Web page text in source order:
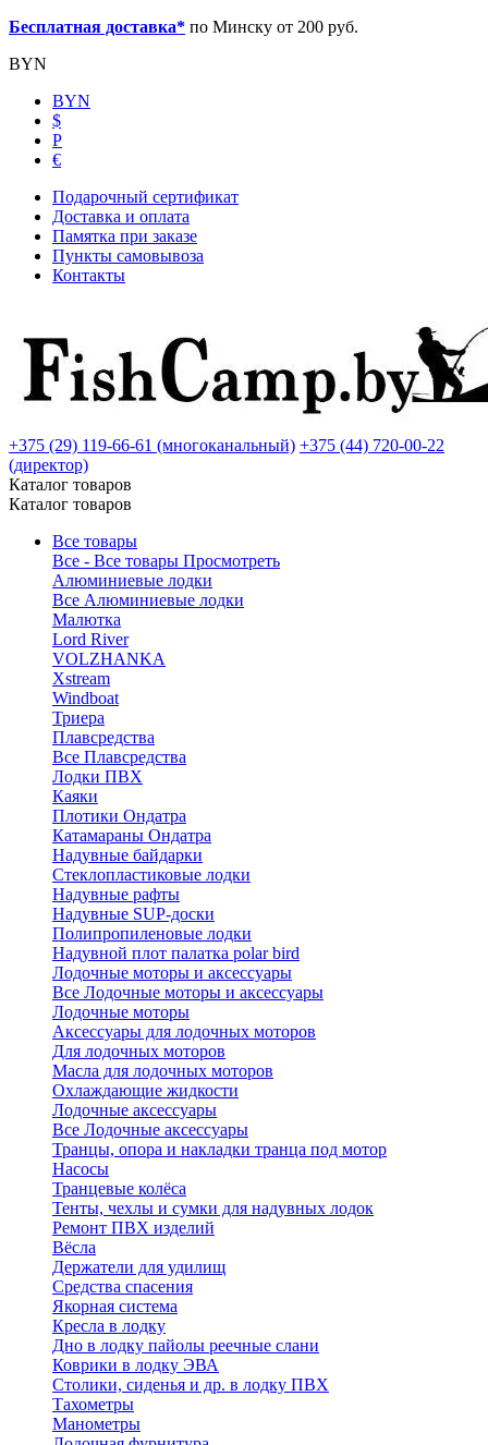
Бесплатная доставка* по Минску от 200 руб.
BYN
BYN
$
Р
€
Подарочный сертификат
Доставка и оплата
Памятка при заказе
Пункты самовывоза
Контакты
+375 (29) 119-66-61 (многоканальный) +375 (44) 720-00-22
(директор)
Каталог товаров
Каталог товаров
Все товары
Все - Все товары Просмотреть
Алюминиевые лодки
Все Алюминиевые лодки
Малютка
Lord River
VOLZHANKA
Xstream
Windboat
Триера
Плавсредства
Все Плавсредства
Лодки ПВХ
Каяки
Плотики Ондатра
Катамараны Ондатра
Надувные байдарки
Стеклопластиковые лодки
Надувные рафты
Надувные SUP-доски
Полипропиленовые лодки
Надувной плот палатка polar bird
Лодочные моторы и аксессуары
Все Лодочные моторы и аксессуары
Лодочные моторы
Аксессуары для лодочных моторов
Для лодочных моторов
Масла для лодочных моторов
Охлаждающие жидкости
Лодочные аксессуары
Все Лодочные аксессуары
Транцы, опора и накладки транца под мотор
Насосы
Транцевые колёса
Тенты, чехлы и сумки для надувных лодок
Ремонт ПВХ изделий
Вёсла
Держатели для удилищ
Средства спасения
Якорная система
Кресла в лодку
Дно в лодку пайолы реечные слани
Коврики в лодку ЭВА
Столики, сиденья и др. в лодку ПВХ
Тахометры
Манометры